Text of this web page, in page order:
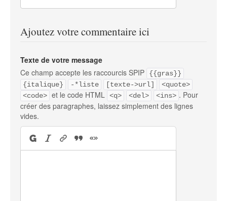
Ajoutez votre commentaire ici
Texte de votre message
Ce champ accepte les raccourcis SPIP
{{gras}}
{italique}
-*liste [texte->url]
<quote>
<code> et le code HTML <q> <del> <ins> . Pour
créer des paragraphes, laissez simplement des lignes
vides.